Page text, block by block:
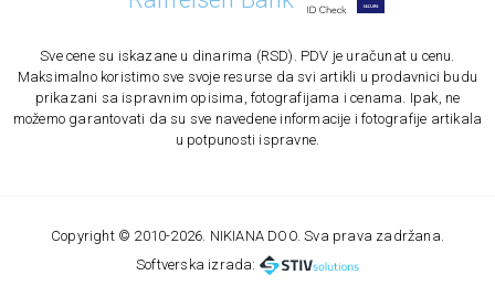
Sve cene su iskazane u dinarima (RSD). PDV je uračunat u cenu.
Maksimalno koristimo sve svoje resurse da svi artikli u prodavnici budu
prikazani sa ispravnim opisima, fotografijama i cenama. Ipak, ne
možemo garantovati da su sve navedene informacije i fotografije artikala
u potpunosti ispravne.
Copyright © 2010-2026. NIKIANA DOO. Sva prava zadržana.
Softverska izrada: